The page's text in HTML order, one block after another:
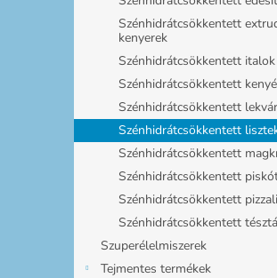
Szénhidrátcsökkentett
kenyerek
Szénhidrátcsökkentett italok
Szénhidrátcsökkentett
Szénhidrátcsökkentett lekvár
Szénhidrátcsökkentett
Szénhidrátcsökkentett
Szénhidrátcsökkentett
Szénhidrátcsökkentett
Szénhidrátcsökkentett
Szuperélelmiszerek
Tejmentes termékek